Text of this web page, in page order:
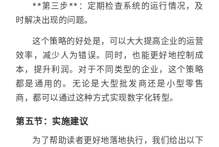
**第三步**：定期检查系统的运行情况，及
时解决出现的问题。
这个策略的好处是，可以大大提高企业的运营
效率，减少人为错误。同时，也能更好地控制成
本，提升利润。对于不同类型的企业，这个策略
都是通用的。无论是大型批发商还是小型零售
商，都可以通过这种方式实现数字化转型。
第五节：实施建议
为了帮助读者更好地落地执行，我们给出以下